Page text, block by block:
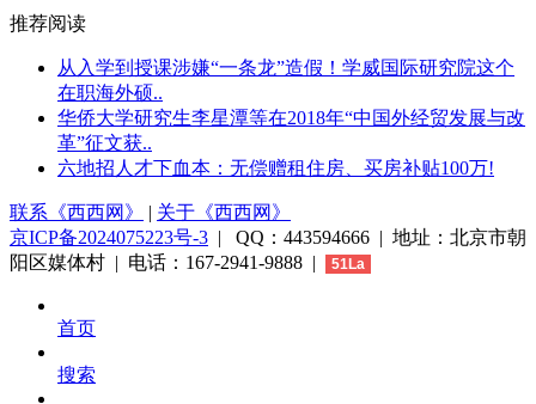
推荐阅读
从入学到授课涉嫌“一条龙”造假！学威国际研究院这个
在职海外硕..
华侨大学研究生李星潭等在2018年“中国外经贸发展与改
革”征文获..
六地招人才下血本：无偿赠租住房、买房补贴100万!
联系《西西网》 | 关于《西西网》
京ICP备2024075223号-3 | QQ：443594666 | 地址：北京市朝
阳区媒体村 | 电话：167-2941-9888 |
51La
首页
搜索